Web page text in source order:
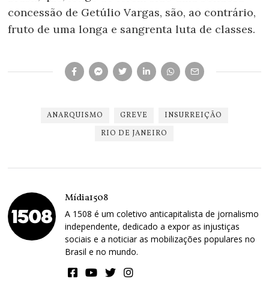
concessão de Getúlio Vargas, são, ao contrário,
fruto de uma longa e sangrenta luta de classes.
ANARQUISMO GREVE
INSURREIÇÃO
RIO DE JANEIRO
Mídia1508
A 1508 é um coletivo anticapitalista de jornalismo
independente, dedicado a expor as injustiças
sociais e a noticiar as mobilizações populares no
Brasil e no mundo.